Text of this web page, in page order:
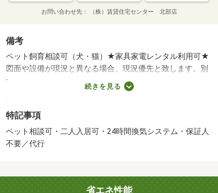
お問い合わせ先 （株）賃貸住宅センター 北部店
備考
ペット飼育相談可（犬・猫）★家具家電レンタル利用可★
図面や設備が現況と異なる場合、現況優先と致します。別
途月額費用：ｒｕｕｍサポート１，９８０円・賃貸保証
等：加入要（保証委託料 契約時：２．２万円又は２．５
ずれか必要。）・鍵交換代：あり３，３００円～・★都市
ガス賃貸物件★ インターネット使用料不要♪ 「省エ
ネ」「創エネ」「断熱」のＺＥＨ採用☆ 宅配ＢＯＸ、防
料：１．１ヶ月/更新事務手数料 22000円/美装代 80000円
続きを見る
特記事項
ペット相談可・二人入居可・24時間換気システム・保証人
不要／代行
省エネ性能